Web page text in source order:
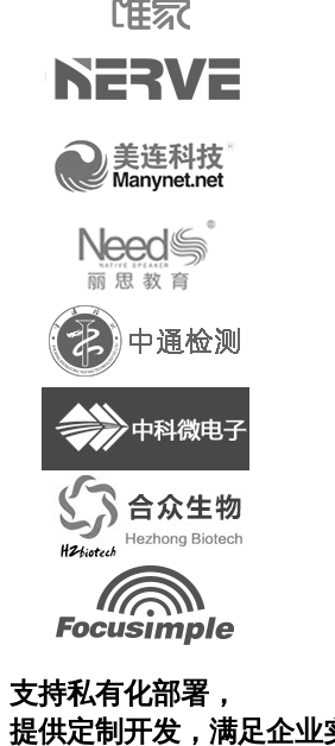
支持私有化部署，
提供定制开发，满足企业